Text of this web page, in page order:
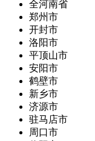
全河南省
郑州市
开封市
洛阳市
平顶山市
安阳市
鹤壁市
新乡市
济源市
驻马店市
周口市